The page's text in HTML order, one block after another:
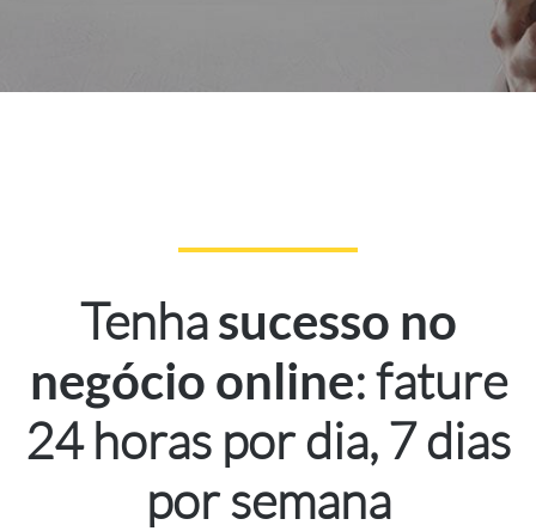
Tenhasucesso no
negócio online: fature
24 horas por dia, 7 dias
por semana